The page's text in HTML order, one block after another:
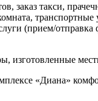
такси,
(прием/
изготовленные
«Диана»